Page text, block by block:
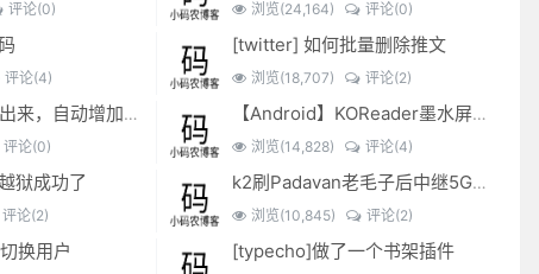
评论(0) 浏览(24,164) 评论(0)
评论(4)
[twitter] 如何批量删除推文
浏览(18,707) 评论(2)
EXCEL表格复制出来，自动增加双引号怎么解决？
评论(0)
【Android】KOReader墨水屏用阅读器
浏览(14,828) 评论(4)
狱成功了
评论(2)
k2刷Padavan老毛子后中继5G搜索不到的问题解决
浏览(10,845) 评论(2)
换用户 [typecho]做了一个书架插件